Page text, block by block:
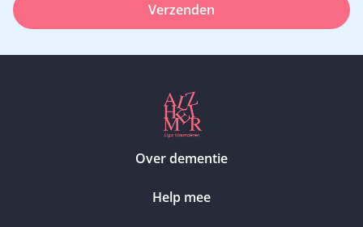
Verzenden
Over dementie
Help mee